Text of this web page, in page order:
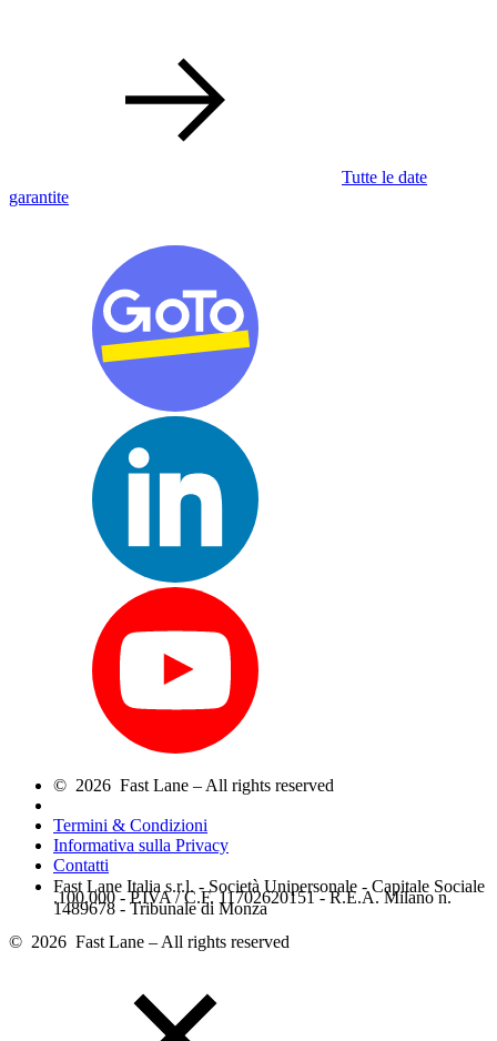
Tutte le date
garantite
© 2026 Fast Lane – All rights reserved
Termini & Condizioni
Informativa sulla Privacy
Contatti
Fast Lane Italia s.r.l. - Società Unipersonale - Capitale Sociale
.100.000 - P.IVA / C.F. 11702620151 - R.E.A. Milano n.
1489678 - Tribunale di Monza
© 2026 Fast Lane – All rights reserved